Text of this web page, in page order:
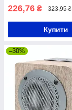
226,76 ₴ 323,95 ₴
Купити
–30%